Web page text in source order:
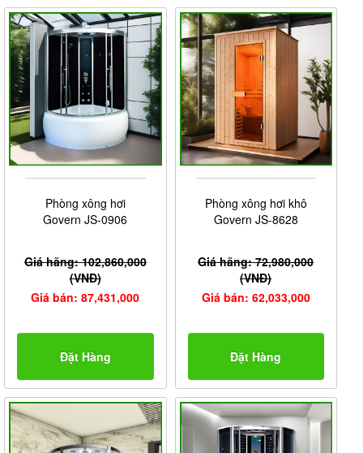
Phòng xông hơi
Govern JS-0906
Giá hãng: 102,860,000
(VNĐ)
Giá bán: 87,431,000
Đặt Hàng
Phòng xông hơi khô
Govern JS-8628
Giá hãng: 72,980,000
(VNĐ)
Giá bán: 62,033,000
Đặt Hàng